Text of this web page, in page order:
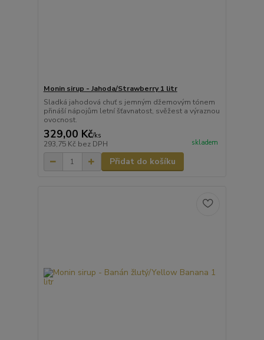
Monin sirup - Jahoda/Strawberry 1 litr
Sladká jahodová chuť s jemným džemovým tónem
přináší nápojům letní šťavnatost, svěžest a výraznou
ovocnost.
329,00 Kč/ks
293,75 Kč bez DPH skladem
Přidat do košíku